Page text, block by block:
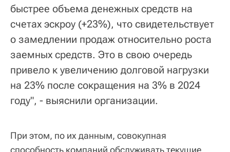
быстрее объема денежных средств на
счетах эскроу (+23%), что свидетельствует
о замедлении продаж относительно роста
заемных средств. Это в свою очередь
привело к увеличению долговой нагрузки
на 23% после сокращения на 3% в 2024
году", - выяснили организации.
При этом, по их данным, совокупная
способность компаний обслуживать текущие